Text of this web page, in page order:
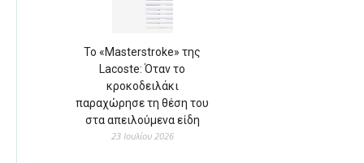
Το «Masterstroke» της
Lacoste: Όταν το
κροκοδειλάκι
παραχώρησε τη θέση του
στα απειλούμενα είδη
23 Ιουλίου 2026